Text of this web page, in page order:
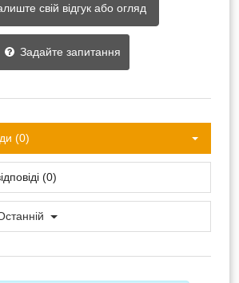
свій відгук або огляд
Задайте запитання
(0)
(0)